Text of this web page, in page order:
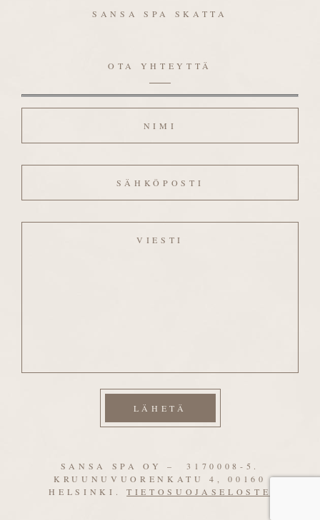
SANSA SPA SKATTA
OTA YHTEYTTÄ
Nimi
Sähköposti
Viesti
SANSA SPA OY – 3170008-5.
KRUUNUVUORENKATU 4, 00160
HELSINKI.TIETOSUOJASELOSTE